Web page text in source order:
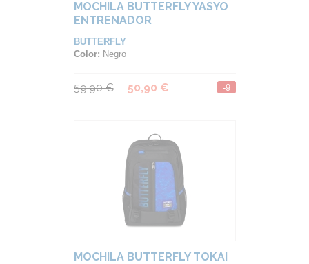
MOCHILA BUTTERFLY YASYO
ENTRENADOR
BUTTERFLY
Color: Negro
59,90 € 50,90 € -9
MOCHILA BUTTERFLY TOKAI